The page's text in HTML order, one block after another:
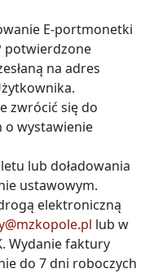
E-portmonetki
potwierdzone
na adres
zwrócić się do
o wystawienie
lub doładowania
ustawowym.
elektroniczną
lub w
Wydanie faktury
do 7 dni roboczych